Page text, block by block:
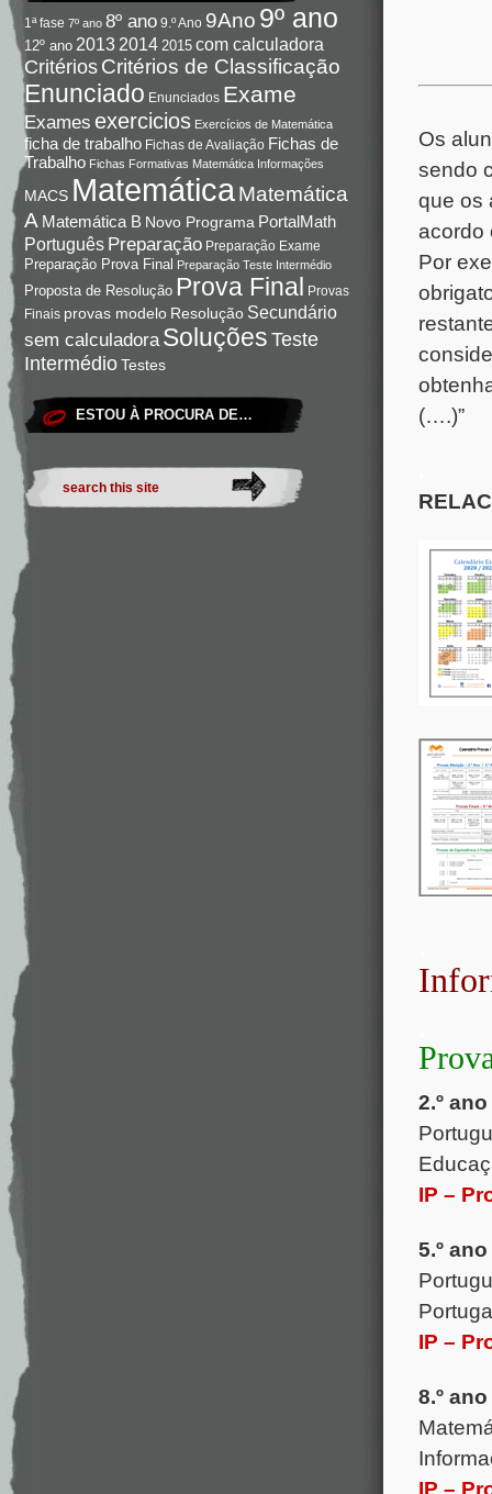
1ª fase 7º ano 8º ano 9.º Ano 9Ano 9º ano
12º ano 2013 2014 2015 com calculadora
Critérios Critérios de Classificação
Enunciado Enunciados Exame
Exames exercicios Exercícios de Matemática
ficha de trabalho Fichas de Avaliação Fichas de
Trabalho Fichas Formativas Matemática Informações
MACS Matemática Matemática
A Matemática B Novo Programa PortalMath
Português Preparação Preparação Exame
Preparação Prova Final Preparação Teste Intermédio
Proposta de Resolução Prova Final Provas
Finais provas modelo Resolução Secundário
sem calculadora Soluções Teste
IntermédioTestes
ESTOU À PROCURA DE…
Os
sendo
que os
acordo
Por
(….)”
2.º
IP –
5.º
IP –
8.º
IP –